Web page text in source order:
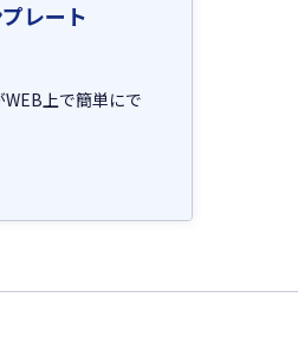
レート
上で簡単にで